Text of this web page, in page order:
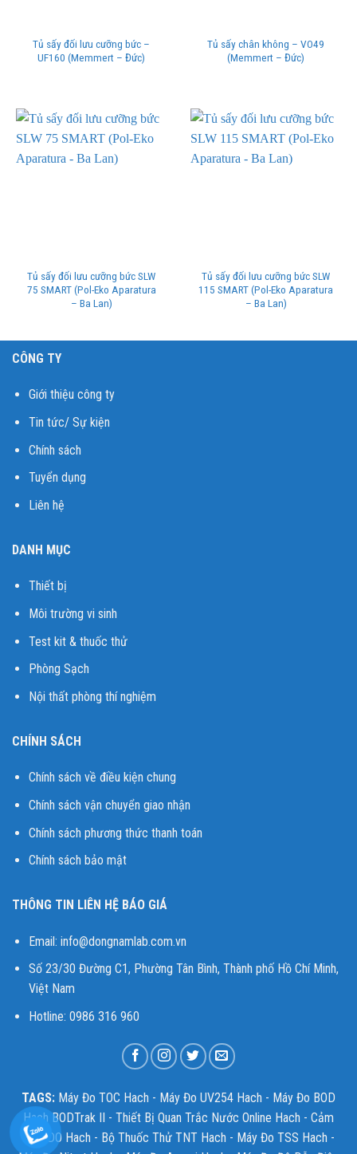
Tủ sấy đối lưu cưỡng bức –
UF160 (Memmert – Đức)
Tủ sấy chân không – VO49
(Memmert – Đức)
Tủ sấy đối lưu cưỡng bức SLW
75 SMART (Pol-Eko Aparatura
– Ba Lan)
Tủ sấy đối lưu cưỡng bức SLW
115 SMART (Pol-Eko Aparatura
– Ba Lan)
CÔNG TY
Giới thiệu công ty
Tin tức/ Sự kiện
Chính sách
Tuyển dụng
Liên hệ
DANH MỤC
Thiết bị
Môi trường vi sinh
Test kit & thuốc thử
Phòng Sạch
Nội thất phòng thí nghiệm
CHÍNH SÁCH
Chính sách về điều kiện chung
Chính sách vận chuyển giao nhận
Chính sách phương thức thanh toán
Chính sách bảo mật
THÔNG TIN LIÊN HỆ BÁO GIÁ
Email: info@dongnamlab.com.vn
Số 23/30 Đường C1, Phường Tân Bình, Thành phố Hồ Chí Minh,
Việt Nam
Hotline: 0986 316 960
TAGS: Máy Đo TOC Hach - Máy Đo UV254 Hach - Máy Đo BOD
Hach BODTrak II - Thiết Bị Quan Trắc Nước Online Hach - Cảm
Biến DO Hach - Bộ Thuốc Thử TNT Hach - Máy Đo TSS Hach -